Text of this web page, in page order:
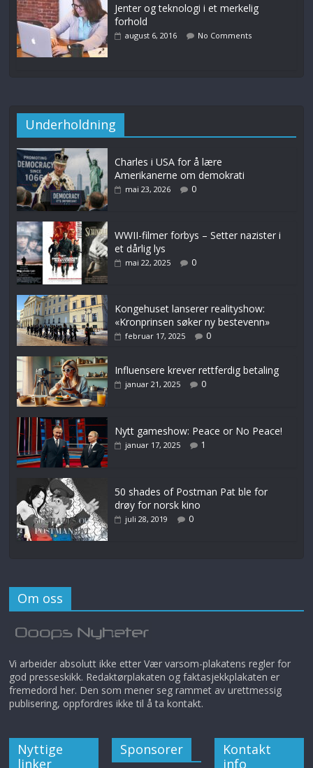
Jenter og teknologi i et merkelig
forhold
august 6, 2016 No Comments
Underholdning
Charles i USA for å lære
Amerikanerne om demokrati
mai 23, 2026 0
WWII-filmer forbys – Setter nazister i
et dårlig lys
mai 22, 2025 0
Kongehuset lanserer realityshow:
«Kronprinsen søker ny bestevenn»
februar 17, 2025 0
Influensere krever rettferdig betaling
januar 21, 2025 0
Nytt gameshow: Peace or No Peace!
januar 17, 2025 1
50 shades of Postman Pat ble for
drøy for norsk kino
juli 28, 2019 0
Om oss
Vi arbeider absolutt ikke etter Vær varsom-plakatens regler for
god presseskikk. Redaktørplakaten og faktasjekkplakaten er
fremedord her. Den som mener seg rammet av urettmessig
publisering, oppfordres ikke til å ta kontakt.
Nyttige
linker
Sponsorer
Kontakt
info